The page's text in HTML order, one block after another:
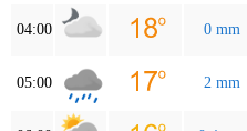
04:00 0 mm
05:00 2 mm